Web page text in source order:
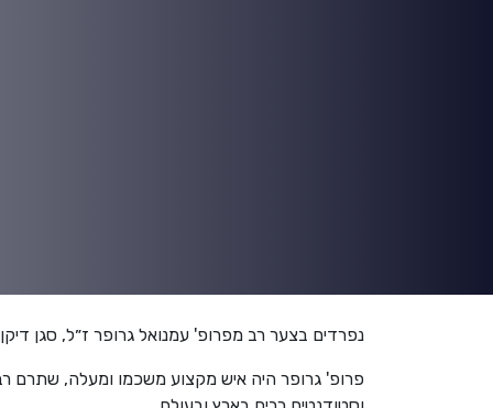
נפרדים בצער רב מפרופ' עמנואל גרופר ז״ל, סגן
פרופ' גרופר היה איש מקצוע משכמו ומעלה, שתרם